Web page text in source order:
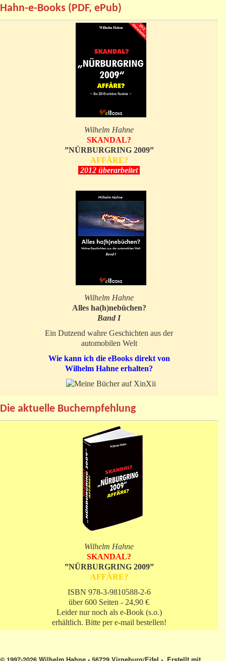
Hahn-e-Books (PDF, ePub)
Wilhelm Hahne
SKANDAL?
”NÜRBURGRING 2009”
AFFÄRE?
2012 überarbeitet
Wilhelm Hahne
Alles ha(h)nebüchen?
Band I
Ein Dutzend wahre Geschichten aus der
automobilen Welt
Wie kann ich die eBooks direkt von
Wilhelm Hahne erhalten?
Die aktuelle Buchempfehlung
Wilhelm Hahne
SKANDAL?
”NÜRBURGRING 2009”
AFFÄRE?
ISBN 978-3-9810588-2-6
über 600 Seiten - 24,90 €
Leider nur noch als e-Book (s.o.)
erhältlich. Bitte per e-mail bestellen!